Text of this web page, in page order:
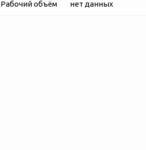
Рабочий объём нет данных